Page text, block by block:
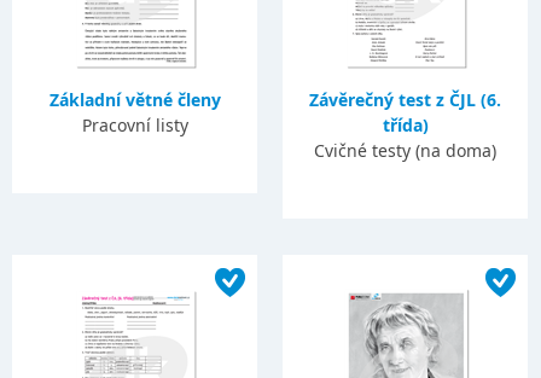
Základní větné členy
Pracovní listy
Závěrečný test z ČJL (6.
třída)
Cvičné testy (na doma)